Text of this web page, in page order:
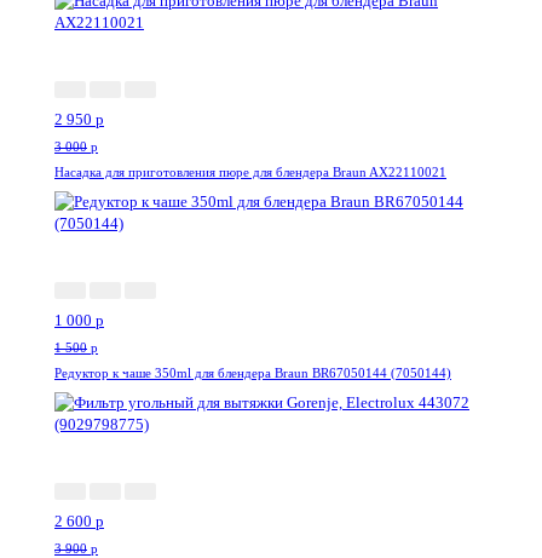
2 950 p
3 000 p
Насадка для приготовления пюре для блендера Braun AX22110021
1 000 p
1 500 p
Редуктор к чаше 350ml для блендера Braun BR67050144 (7050144)
2 600 p
3 900 p